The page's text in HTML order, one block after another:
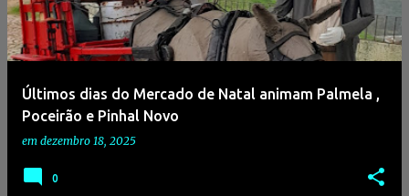
Últimos dias do Mercado de Natal animam Palmela ,
Poceirão e Pinhal Novo
em dezembro 18, 2025
0